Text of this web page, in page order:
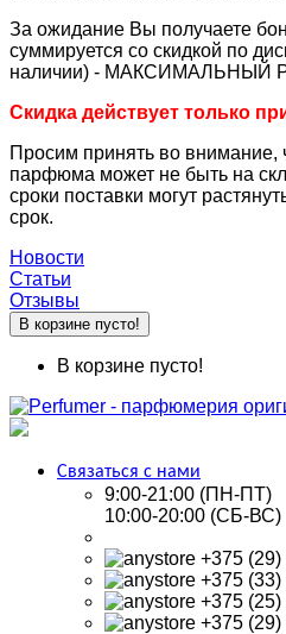
За ожидание Вы получаете
суммируется со скидкой по
наличии) - МАКСИМАЛЬНЫЙ
Скидка действует только
Просим принять во внимание,
парфюма может не быть на
сроки поставки могут
срок.
Новости
Статьи
Отзывы
В корзине пусто!
В корзине пусто!
Связаться с нами
9:00-21:00 (ПН-ПТ)
10:00-20:00 (СБ-ВС)
+375
+375
+375
+375